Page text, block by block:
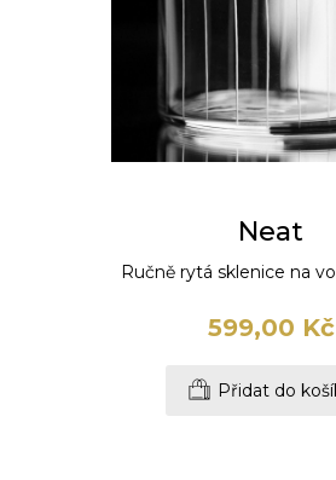
Neat
Ručně rytá sklenice na
599,00 Kč
Přidat do